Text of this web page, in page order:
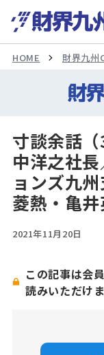
HOME 財界九州
寸談余話
中洋之社
ョンズ九
菱熱・亀
2021年11月20日
この記事は会
読みいただけま